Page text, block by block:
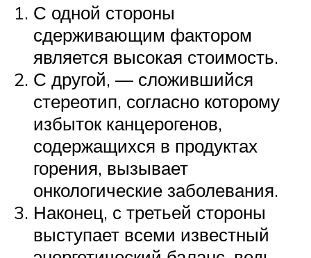
С одной стороны
сдерживающим фактором
является высокая стоимость.
С другой, — сложившийся
стереотип, согласно которому
избыток канцерогенов,
содержащихся в продуктах
горения, вызывает
онкологические заболевания.
Наконец, с третьей стороны
выступает всеми известный